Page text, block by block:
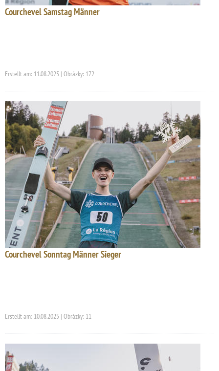
Courchevel Samstag Männer
Erstellt am: 11.08.2025 | Obrázky: 172
Courchevel Sonntag Männer Sieger
Erstellt am: 10.08.2025 | Obrázky: 11